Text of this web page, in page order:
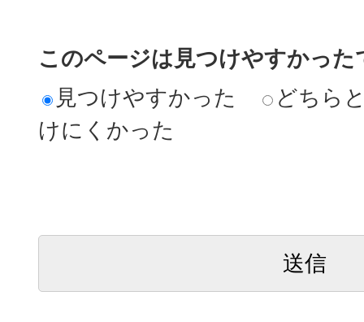
このページは見つけやすかった
見つけやすかった
どちら
けにくかった